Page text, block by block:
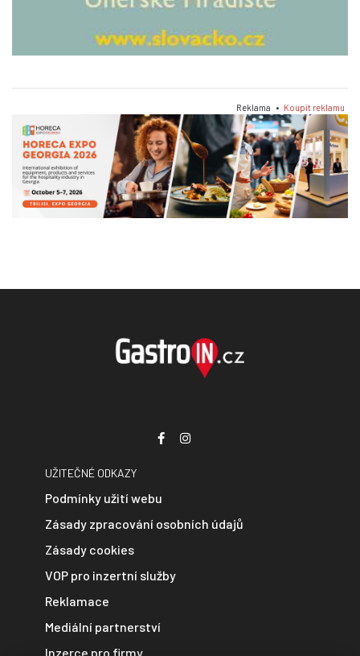
Reklama • Koupit reklamu
UŽITEČNÉ ODKAZY
Podmínky užití webu
Zásady zpracování osobních údajů
Zásady cookies
VOP pro inzertní služby
Reklamace
Mediální partnerství
Inzerce pro firmy